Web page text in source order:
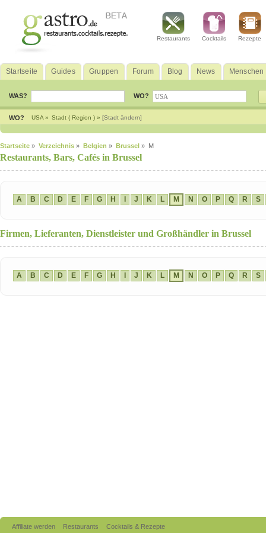
Restaurants Cocktails Rezepte
Startseite Guides Gruppen Forum Blog News Menschen
WAS? WO?
WO? USA » Stadt ( Region ) » [Stadt ändern]
Startseite » Verzeichnis » Belgien » Brussel » M
Restaurants, Bars, Cafés in Brussel
A B C D E F G H J K L M N O P Q R S
Firmen, Lieferanten, Dienstleister und Großhändler in Brussel
A B C D E F G H J K L M N O P Q R S
Affiliate werden Restaurants
Cocktails & Rezepte